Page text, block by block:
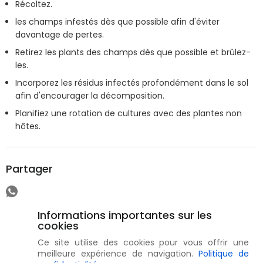
Récoltez.
les champs infestés dès que possible afin d'éviter
davantage de pertes.
Retirez les plants des champs dès que possible et brûlez-
les.
Incorporez les résidus infectés profondément dans le sol
afin d'encourager la décomposition.
Planifiez une rotation de cultures avec des plantes non
hôtes.
Partager
Informations importantes sur les
cookies
Ce site utilise des cookies pour vous offrir une
meilleure expérience de navigation. Politique de